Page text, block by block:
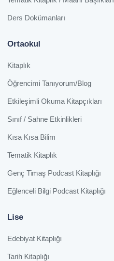
Ders Dokümanları
Ortaokul
Kitaplık
Öğrencimi Tanıyorum/Blog
Etkileşimli Okuma Kitapçıkları
Sınıf / Sahne Etkinlikleri
Kısa Kısa Bilim
Tematik Kitaplık
Genç Timaş Podcast Kitaplığı
Eğlenceli Bilgi Podcast Kitaplığı
Lise
Edebiyat Kitaplığı
Tarih Kitaplığı